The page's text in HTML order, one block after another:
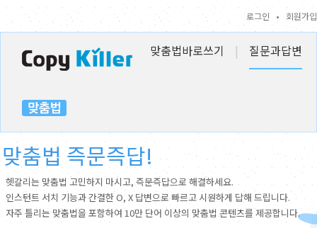
로그인 • 회원가입
맞춤법바로쓰기 | 질문과답변
맞춤법 즉문즉답!
헷갈리는 맞춤법 고민하지 마시고, 즉문즉답으로 해결하세요.
인스턴트 서치 기능과 간결한 O, X 답변으로 빠르고 시원하게 답해 드립니다.
자주 틀리는 맞춤법을 포함하여 10만 단어 이상의 맞춤법 콘텐츠를 제공합니다.